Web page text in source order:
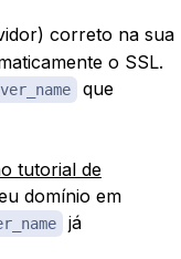
correto na sua
o SSL.
que
tutorial de
domínio em
já